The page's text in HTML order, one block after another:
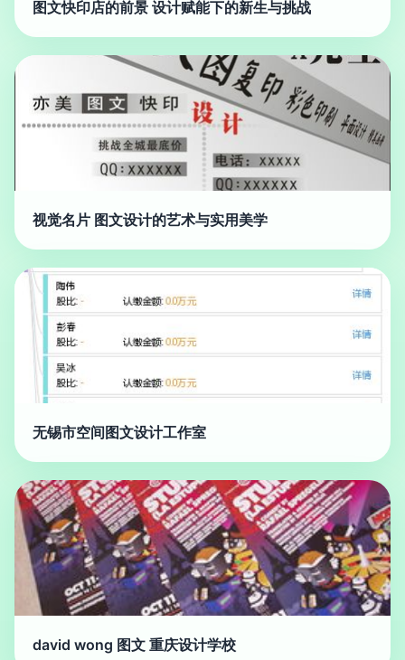
图文快印店的前景 设计赋能下的新生与挑战
视觉名片 图文设计的艺术与实用美学
无锡市空间图文设计工作室
david wong 图文 重庆设计学校